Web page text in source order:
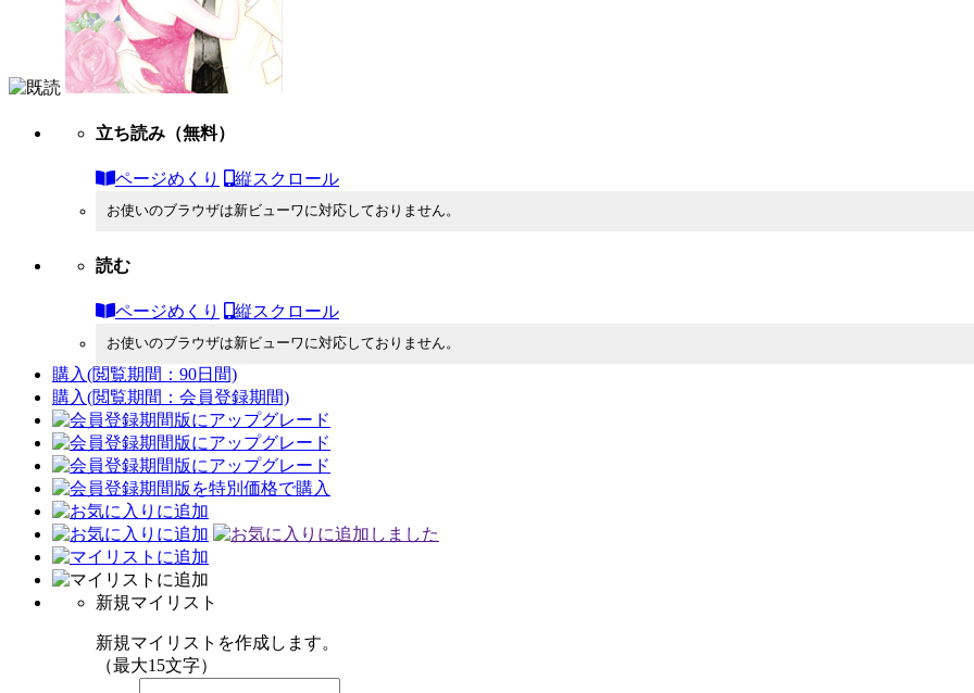
立ち読み （無料）
ページめくり 縦スクロール
お使いのブラウザは新ビューワに対応しておりません。
読む
ページめくり 縦スクロール
お使いのブラウザは新ビューワに対応しておりません。
購入(閲覧期間：90日間)
購入(閲覧期間：会員登録期間)
新規マイリスト
新規マイリストを作成します。
（最大15文字）